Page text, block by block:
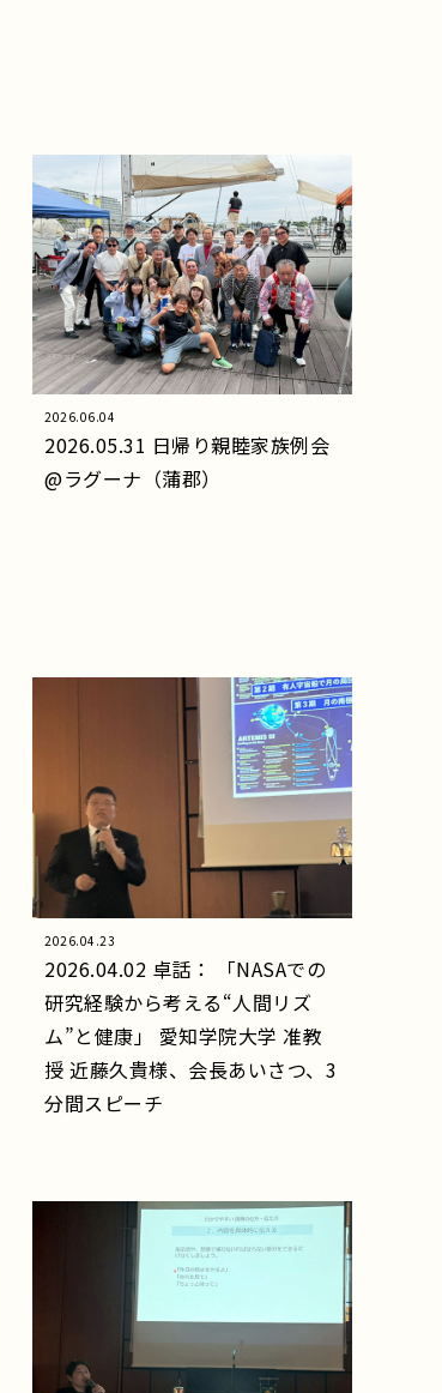
2026.06.04
2026.05.31 日帰り親睦家族例会
@ラグーナ（蒲郡）
2026.04.23
2026.04.02 卓話： 「NASAでの
研究経験から考える“人間リズ
ム”と健康」 愛知学院大学 准教
授 近藤久貴様、会長あいさつ、3
分間スピーチ